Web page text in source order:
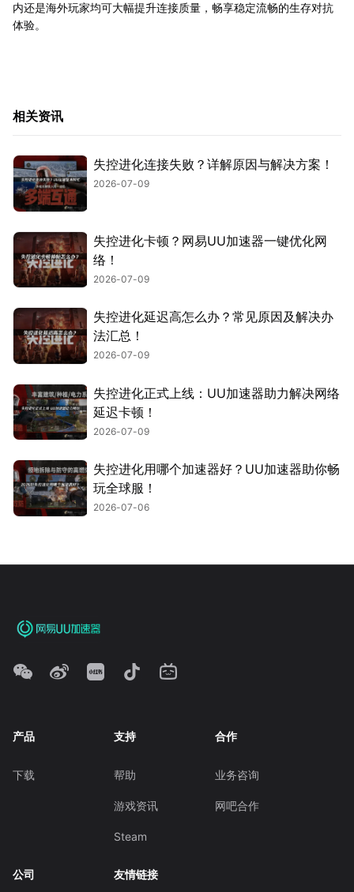
内还是海外玩家均可大幅提升连接质量，畅享稳定流畅的生存对抗
体验。
相关资讯
失控进化连接失败？详解原因与解决方案！
2026-07-09
失控进化卡顿？网易UU加速器一键优化网
络！
2026-07-09
失控进化延迟高怎么办？常见原因及解决办
法汇总！
2026-07-09
失控进化正式上线：UU加速器助力解决网络
延迟卡顿！
2026-07-09
失控进化用哪个加速器好？UU加速器助你畅
玩全球服！
2026-07-06
产品
下载
支持
帮助
游戏资讯
Steam
合作
业务咨询
网吧合作
公司 友情链接